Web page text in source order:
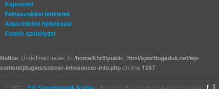
Kapcsolat
Felhasználási feltételek
Adatvédelmi nyilatkozat
Cookie szabályzat
Notice: Undefined index: in /home/khr6/public_html/sportfogadok.net/wp-
content/plugins/soccer-info/soccer-info.phpon line 1267
Ez itt az , ahol a kezdő szerencsejátékosból profi